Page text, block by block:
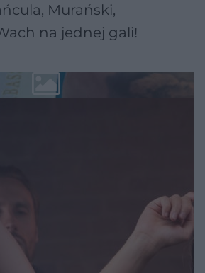
Murański,
na jednej gali!